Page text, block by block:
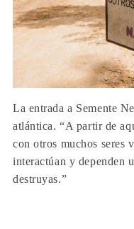
La entrada a Semente
atlántica. “A partir de
con otros muchos seres
interactúan y dependen
destruyas.”